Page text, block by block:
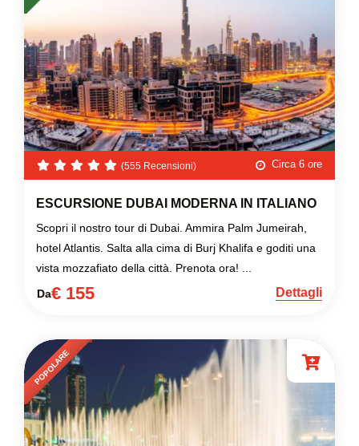
(555 Recensioni) Circa 6 ore
ESCURSIONE DUBAI MODERNA IN ITALIANO
Scopri il nostro tour di Dubai. Ammira Palm Jumeirah,
hotel Atlantis. Salta alla cima di Burj Khalifa e goditi una
vista mozzafiato della città. Prenota ora! ...
Da€ 155 Dettagli
POPOLARE